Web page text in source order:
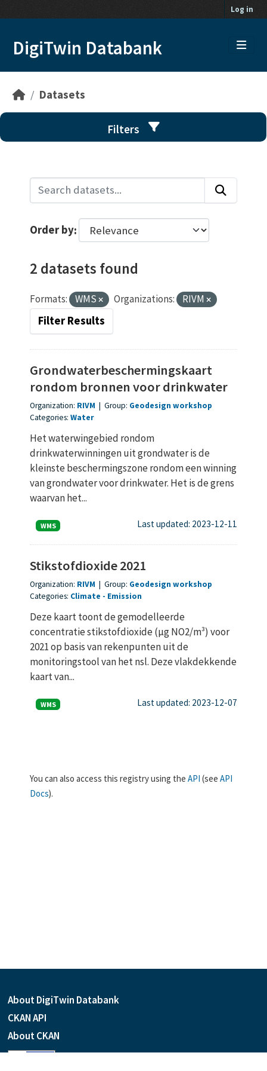
Log in
DigiTwin Databank
Datasets
Filters
Order by
2 datasets found
Formats: WMS Organizations: RIVM
Filter Results
Grondwaterbeschermingskaart
rondom bronnen voor drinkwater
Organization: RIVM | Group: Geodesign workshop
Categories: Water
Het waterwingebied rondom
drinkwaterwinningen uit grondwater is de
kleinste beschermingszone rondom een winning
van grondwater voor drinkwater. Het is de grens
waarvan het...
WMS Last updated: 2023-12-11
Stikstofdioxide 2021
Organization: RIVM | Group: Geodesign workshop
Categories: Climate Emission
Deze kaart toont de gemodelleerde
concentratie stikstofdioxide (µg NO2/m³) voor
2021 op basis van rekenpunten uit de
monitoringstool van het nsl. Deze vlakdekkende
kaart van...
WMS Last updated: 2023-12-07
You can also access this registry using the API (see API
Docs).
About DigiTwin Databank
CKAN API
About CKAN